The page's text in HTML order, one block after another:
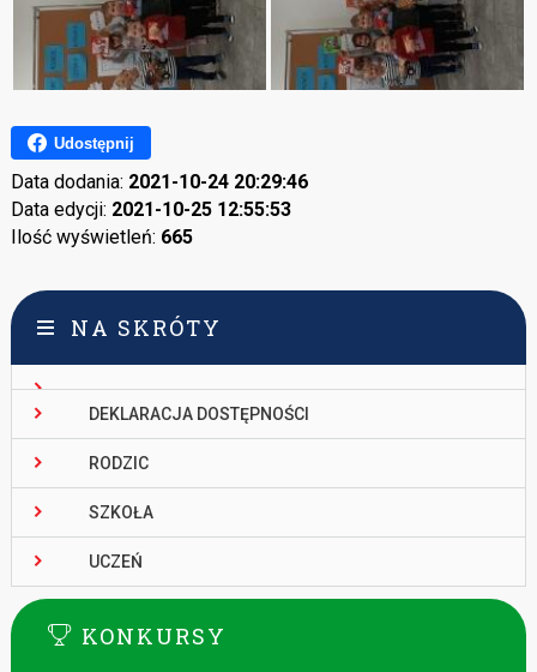
Udostępnij
Data dodania: 2021-10-24 20:29:46
Data edycji: 2021-10-25 12:55:53
Ilość wyświetleń: 665
NA SKRÓTY
DEKLARACJA DOSTĘPNOŚCI
RODZIC
SZKOŁA
UCZEŃ
KONKURSY